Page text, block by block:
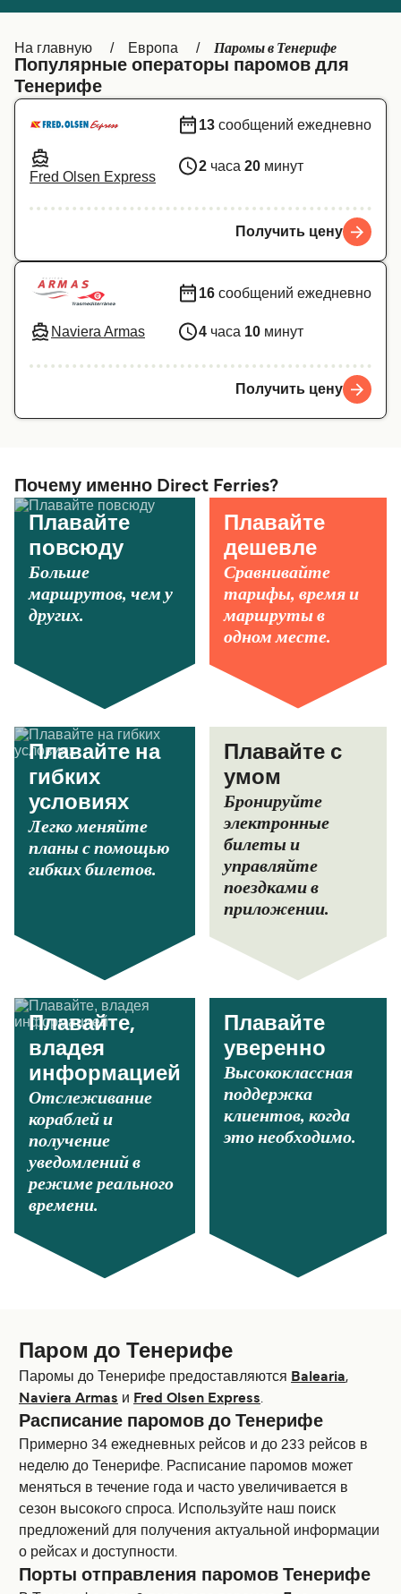
Ελλάδα Belgique (FR)
Polska
Schweiz (DE) Norge
Indonesia
На главную Европа Паромы в Тенерифе
Популярные операторы паромов для
Тенерифе
Fred Olsen Express
13 сообщений ежедневно
2 часа 20 минут
Получить цену
Naviera Armas
16 сообщений ежедневно
4 часа 10 минут
Получить цену
Почему именно Direct Ferries?
Плавайте
повсюду
Больше
маршрутов, чем у
других.
Плавайте
дешевле
Сравнивайте
тарифы, время и
маршруты в
одном месте.
Плавайте на
гибких
условиях
Легко меняйте
планы с помощью
гибких билетов.
Плавайте с
умом
Бронируйте
электронные
билеты и
управляйте
поездками в
приложении.
Плавайте,
владея
информацией
Отслеживание
кораблей и
получение
уведомлений в
режиме реального
времени.
Плавайте
уверенно
Высококлассная
поддержка
клиентов, когда
это необходимо.
Паром до Тенерифе
Паромы до Тенерифе предоставляются Balearia,
Naviera Armas и Fred Olsen Express.
Расписание паромов до Тенерифе
Примерно 34 ежедневных рейсов и до 233 рейсов в
неделю до Тенерифе. Расписание паромов может
меняться в течение года и часто увеличивается в
сезон высокoго спроса. Используйте наш поиск
предложений для получения актуальной информации
о рейсах и доступности.
Порты отправления паромов Тенерифе